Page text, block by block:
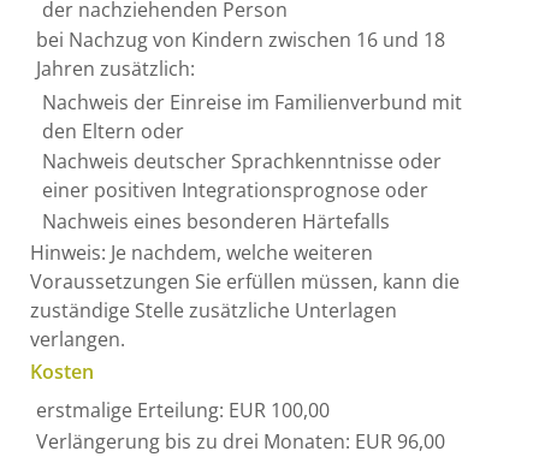
der nachziehenden Person
bei Nachzug von Kindern zwischen 16 und 18
Jahren zusätzlich:
Nachweis der Einreise im Familienverbund mit
den Eltern oder
Nachweis deutscher Sprachkenntnisse oder
einer positiven Integrationsprognose oder
Nachweis eines besonderen Härtefalls
Hinweis: Je nachdem, welche weiteren
Voraussetzungen Sie erfüllen müssen, kann die
zuständige Stelle zusätzliche Unterlagen
verlangen.
Kosten
erstmalige Erteilung: EUR 100,00
Verlängerung bis zu drei Monaten: EUR 96,00